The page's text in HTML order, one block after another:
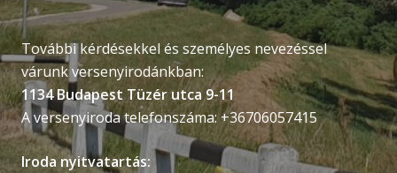
További kérdésekkel és személyes nevezéssel
várunk versenyirodánkban:
1134 Budapest Tüzér utca 9-11
A versenyiroda telefonszáma: +36706057415
Iroda nyitvatartás: